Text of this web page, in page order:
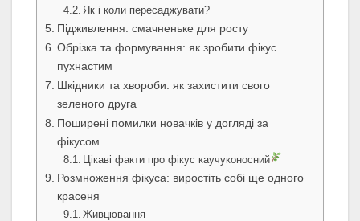
Як і коли пересаджувати?
Підживлення: смачненьке для росту
Обрізка та формування: як зробити фікус
пухнастим
Шкідники та хвороби: як захистити свого
зеленого друга
Поширені помилки новачків у догляді за
фікусом
Цікаві факти про фікус каучуконосний
Розмноження фікуса: виростіть собі ще одного
красеня
Живцювання